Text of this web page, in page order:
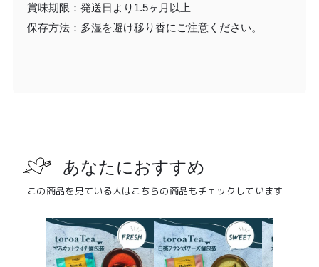
賞味期限：発送日より1.5ヶ月以上
保存方法：多湿を避け移り香にご注意ください。
あなたにおすすめ
この商品を見ている人はこちらの商品もチェックしています